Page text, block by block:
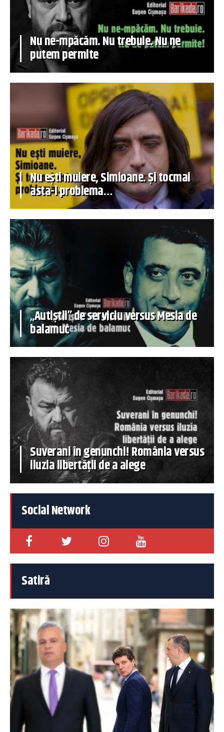
Nu ne-mpăcăm. Nu trebuie. Nu ne
putem permite
Nu ești muiere, Simioane. Și tocmai
asta-i problema…
„Autiștii” de serviciu versus Mesia de
balamuc
Suverani în genunchi! România versus
iluzia libertății de a alege
Social Network
Satiră